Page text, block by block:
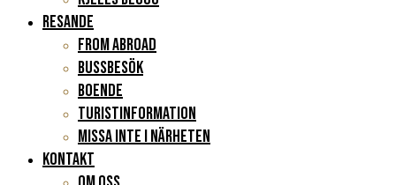
RESANDE
FROM ABROAD
Bussbesök
Boende
Turistinformation
Missa inte i närheten
KONTAKT